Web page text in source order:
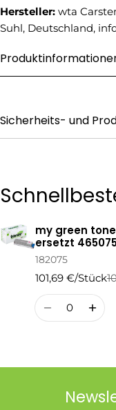
E-
Mail
Ihre
Hersteller: wta
Suhl, Deutschland,
Sicherheits- und
Ihr
Warenkorb
my green
ersetzt
182075
101,69 €/Stück
Regulärer
Preis
Verkaufspreis
Menge